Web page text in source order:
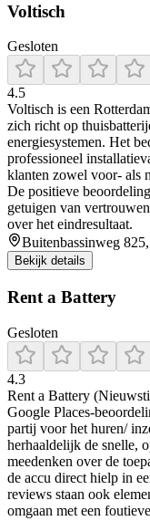
Voltisch
Gesloten
4.5
Voltisch is een
zich richt op
energiesystemen. Het
professioneel
klanten zowel voor- als
De positieve
getuigen van
over het eindresultaat.
Buitenbassinweg
Bekijk details
Rent a Battery
Gesloten
4.3
Rent a Battery
Google Places-
partij voor het huren/
herhaaldelijk de snelle,
meedenken over de
de accu direct hielp in
reviews staan ook
omgaan met een